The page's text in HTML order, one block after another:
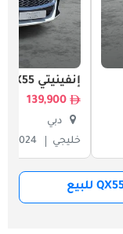
إنفينيتي QX55
139,900
دبي
خليجي
2024